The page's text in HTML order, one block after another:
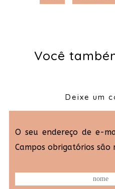
Você
Deixe um
O seu endereço de e-
Campos obrigatórios são